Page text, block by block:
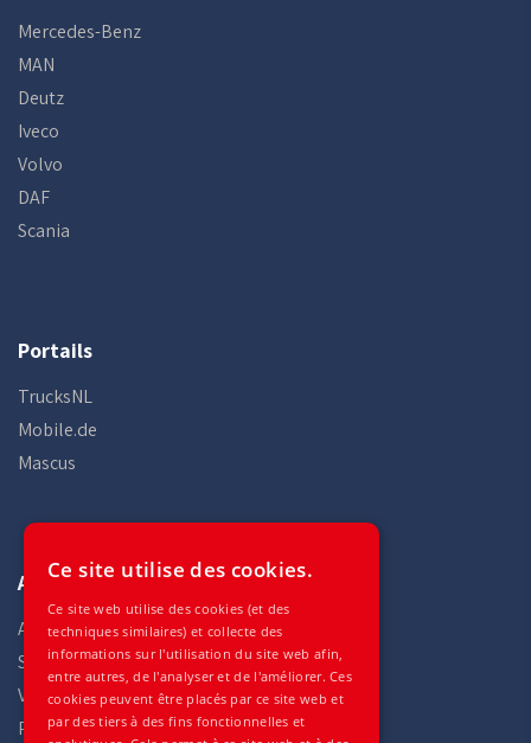
Mercedes-Benz
MAN
Deutz
Iveco
Volvo
DAF
Scania
Portails
TrucksNL
Mobile.de
Mascus
Auto Gilles
Accueil
Stock
Véhicules
Pièces
Ce site utilise des cookies.
Ce site web utilise des cookies (et des
techniques similaires) et collecte des
informations sur l'utilisation du site web afin,
entre autres, de l'analyser et de l'améliorer. Ces
cookies peuvent être placés par ce site web et
par des tiers à des fins fonctionnelles et